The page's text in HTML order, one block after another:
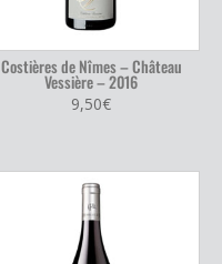
Costières de Nîmes – Château
Vessière – 2016
9,50€